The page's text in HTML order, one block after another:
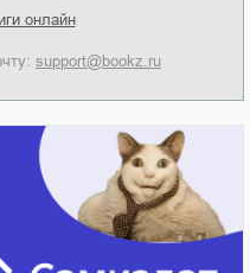
онлайн
support@bookz.ru